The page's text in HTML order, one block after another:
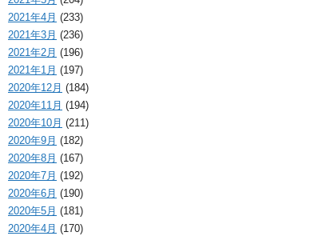
2021年4月 (233)
2021年3月 (236)
2021年2月 (196)
2021年1月 (197)
2020年12月 (184)
2020年11月 (194)
2020年10月 (211)
2020年9月 (182)
2020年8月 (167)
2020年7月 (192)
2020年6月 (190)
2020年5月 (181)
2020年4月 (170)